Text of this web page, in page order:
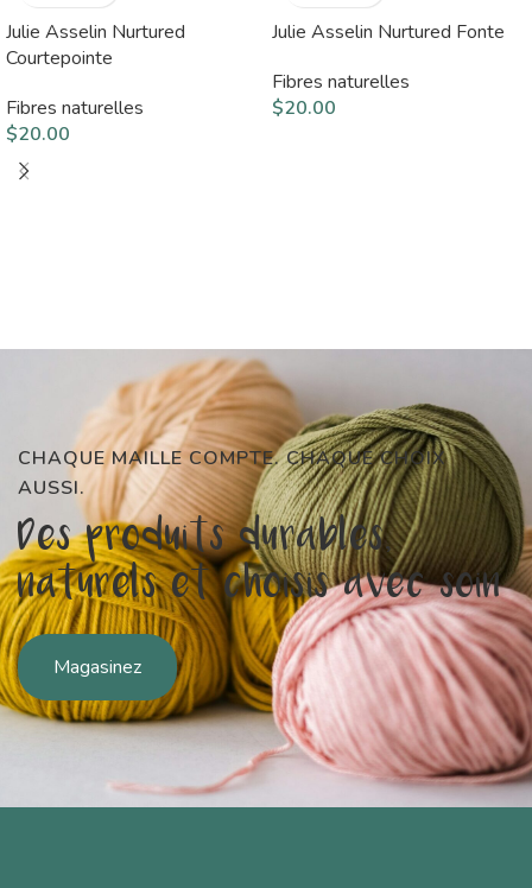
Julie Asselin Nurtured
Courtepointe
Fibres naturelles
$20.00
Julie Asselin Nurtured Fonte
Fibres naturelles
$20.00
CHAQUE MAILLE COMPTE. CHAQUE CHOIX
AUSSI.
Des produits durables,
naturels et choisis avec soin
Magasinez